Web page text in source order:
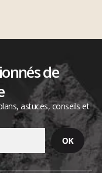
de
astuces, conseils et